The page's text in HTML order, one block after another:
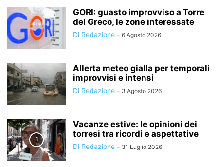
GORI: guasto improvviso a Torre
del Greco, le zone interessate
Di Redazione - 6 Agosto 2026
Allerta meteo gialla per temporali
improvvisi e intensi
Di Redazione - 3 Agosto 2026
Vacanze estive: le opinioni dei
torresi tra ricordi e aspettative
Di Redazione - 31 Luglio 2026